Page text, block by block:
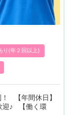
り(年２回以上)
【年間休日】
迎♪ 【働く環